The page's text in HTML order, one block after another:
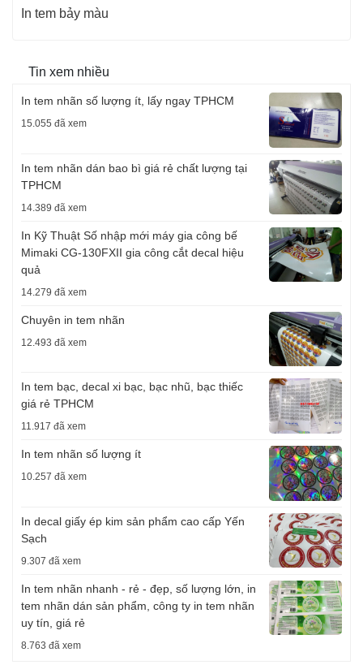
In tem bảy màu
Tin xem nhiều
In tem nhãn số lượng ít, lấy ngay TPHCM
15.055 đã xem
In tem nhãn dán bao bì giá rẻ chất lượng tại
TPHCM
14.389 đã xem
In Kỹ Thuật Số nhập mới máy gia công bế
Mimaki CG-130FXII gia công cắt decal hiệu
quả
14.279 đã xem
Chuyên in tem nhãn
12.493 đã xem
In tem bạc, decal xi bạc, bạc nhũ, bạc thiếc
giá rẻ TPHCM
11.917 đã xem
In tem nhãn số lượng ít
10.257 đã xem
In decal giấy ép kim sản phẩm cao cấp Yến
Sạch
9.307 đã xem
In tem nhãn nhanh - rẻ - đẹp, số lượng lớn, in
tem nhãn dán sản phẩm, công ty in tem nhãn
uy tín, giá rẻ
8.763 đã xem